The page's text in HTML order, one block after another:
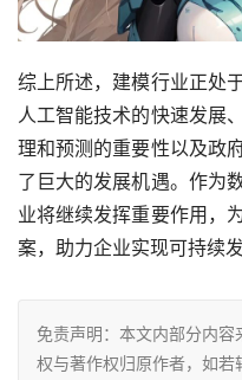
综上所述，建模行业正处
人工智能技术的快速发展
理和预测的重要性以及政
了巨大的发展机遇。作为
业将继续发挥重要作用，
案，助力企业实现可持续发
免责声明：本文内部分内
权与著作权归原作者，如若